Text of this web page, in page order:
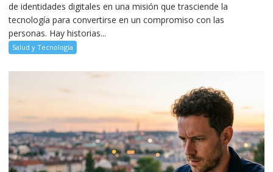
de identidades digitales en una misión que trasciende la
tecnología para convertirse en un compromiso con las
personas. Hay historias...
Salud y Tecnología